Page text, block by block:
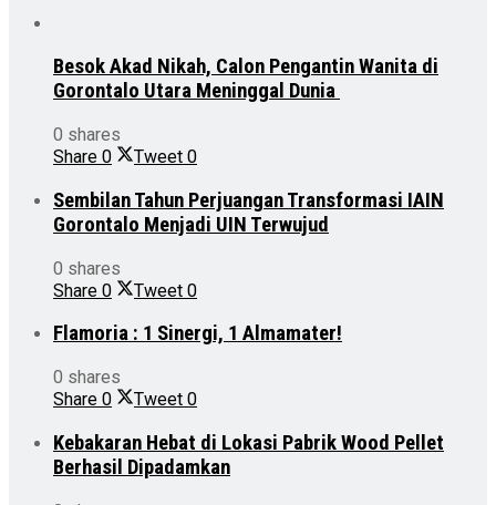
Besok Akad Nikah, Calon Pengantin Wanita di
Gorontalo Utara Meninggal Dunia
0 shares
Share 0 Tweet 0
Sembilan Tahun Perjuangan Transformasi IAIN
Gorontalo Menjadi UIN Terwujud
0 shares
Share 0 Tweet 0
Flamoria : 1 Sinergi, 1 Almamater!
0 shares
Share 0 Tweet 0
Kebakaran Hebat di Lokasi Pabrik Wood Pellet
Berhasil Dipadamkan